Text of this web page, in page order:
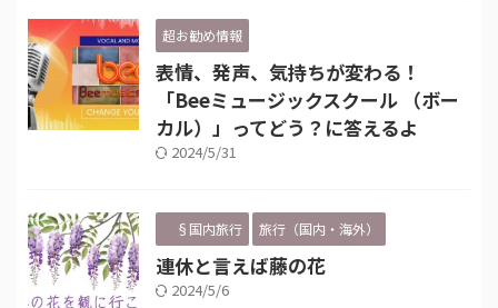
超お勧め情報
表情、発声、気持ちが変わる！
「Beeミュージックスクール （ボー
カル）」ってどう？に答えるよ
2024/5/31
§国内旅行 旅行（国内・海外）
連休と言えば藤の花
2024/5/6